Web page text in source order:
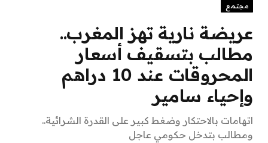
مجتمع
عريضة نارية تهز المغرب..
مطالب بتسقيف أسعار
المحروقات عند 10 دراهم
وإحياء سامير
اتهامات بالاحتكار وضغط كبير على القدرة الشرائية..
ومطالب بتدخل حكومي عاجل